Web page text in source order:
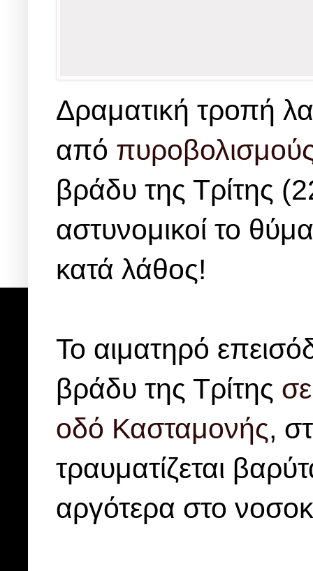
Δραματική τροπή
από
βράδυ της Τρίτης
αστυνομικοί το
κατά λάθος!
Το αιματηρό
βράδυ της Τρίτης
οδό Κασταμονής,
τραυματίζεται
αργότερα στο